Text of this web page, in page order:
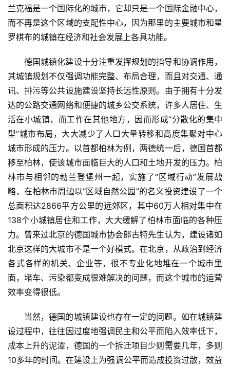
兰克福是一个国际化的城市，它却只是一个国际金融中心，
而不再是这个区域的支配性中心，因为那里的主要城市和星
罗棋布的城镇在经济和社会发展上各具功能。
德国城镇化建设十分注重发挥规划的指导和协调作用，
其城镇规划不仅强调功能完整、布局合理，而且对交通、通
讯、排污等公共设施建设坚持长远性原则。由于拥有十分发
达的公路交通网络和便捷的城乡公交系统，许多人居住、生
活在小城镇，而工作在其他地方，因而形成“分散化的集中
型”城市布局，大大减少了人口大量转移和高度集聚对中心
城市形成的压力。以首都柏林为例，两德统一后，德国首都
移至柏林，使该城市面临巨大的人口和土地开发的压力。柏
林市与相邻的勃兰登堡州一起，实施了“区域行动”发展战
略，在柏林市周边以“区域自然公园”的名义投资建设了一个
总面积达2866平方公里的远郊区，其中60万人相对集中在
138个小城镇居住和工作，大大缓解了柏林市面临的各种压
力。曾来过北京的德国城市协会郞古特先生认为，建设诸如
北京这样的大城市不是一个好模式。在北京，从政治到经济
各式各样的机关、企业等，很不专业化地堆在一个城市里
面，堵车、污染都变成很难解决的问题，而这个城市的运营
效率变得很低。
当然，德国的城镇建设也存在一定的问题。如在城镇建
设过程中，往往因过度地强调民主和公平而陷入效率低下，
成本上升的泥潭，德国的一个拆迁项目少则需要几年，多则
10多年的时间。在建设上为强调公平而造成投资过散，效益